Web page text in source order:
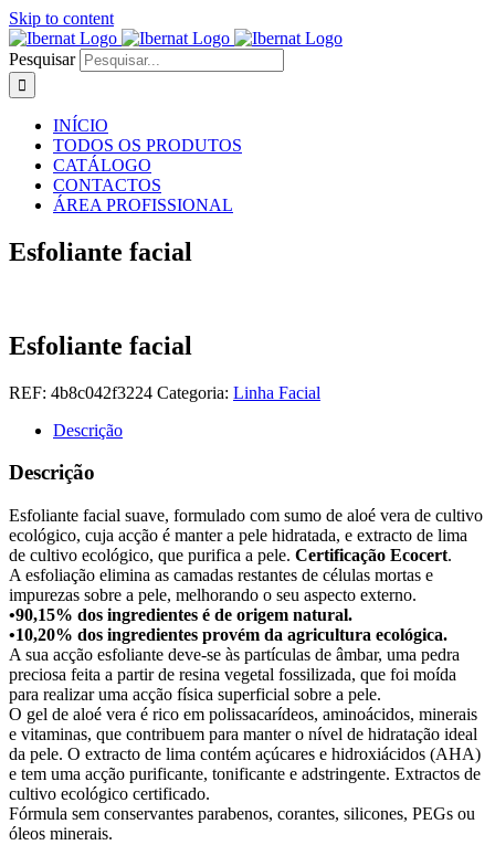
Skip to content
Pesquisar
INÍCIO
TODOS OS PRODUTOS
CATÁLOGO
CONTACTOS
ÁREA PROFISSIONAL
Esfoliante facial
Esfoliante facial
REF: 4b8c042f3224 Categoria: Linha Facial
Descrição
Descrição
Esfoliante facial suave, formulado com sumo de aloé vera de cultivo
ecológico, cuja acção é manter a pele hidratada, e extracto de lima
de cultivo ecológico, que purifica a pele. Certificação Ecocert.
A esfoliação elimina as camadas restantes de células mortas e
impurezas sobre a pele, melhorando o seu aspecto externo.
•90,15% dos ingredientes é de origem natural.
•10,20% dos ingredientes provém da agricultura ecológica.
A sua acção esfoliante deve-se às partículas de âmbar, uma pedra
preciosa feita a partir de resina vegetal fossilizada, que foi moída
para realizar uma acção física superficial sobre a pele.
O gel de aloé vera é rico em polissacarídeos, aminoácidos, minerais
e vitaminas, que contribuem para manter o nível de hidratação ideal
da pele. O extracto de lima contém açúcares e hidroxiácidos (AHA)
e tem uma acção purificante, tonificante e adstringente. Extractos de
cultivo ecológico certificado.
Fórmula sem conservantes parabenos, corantes, silicones, PEGs ou
óleos minerais.